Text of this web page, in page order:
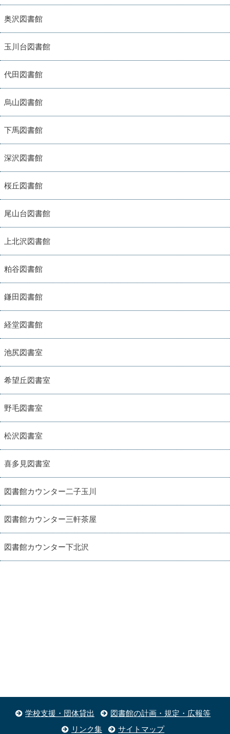
奥沢図書館
玉川台図書館
代田図書館
烏山図書館
下馬図書館
深沢図書館
桜丘図書館
尾山台図書館
上北沢図書館
粕谷図書館
鎌田図書館
経堂図書館
池尻図書室
希望丘図書室
野毛図書室
松沢図書室
喜多見図書室
図書館カウンター二子玉川
図書館カウンター三軒茶屋
図書館カウンター下北沢
学校支援・団体貸出
図書館の計画・規定・広報等
リンク集
サイトマップ